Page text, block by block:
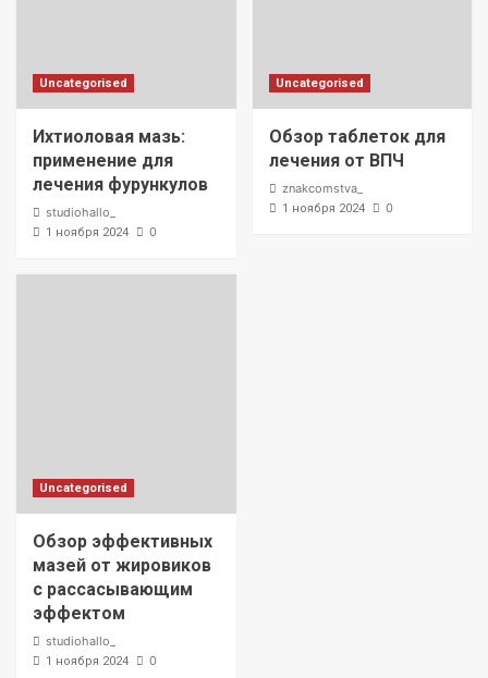
Uncategorised
Ихтиоловая мазь:
применение для
лечения фурункулов
studiohallo_
1 ноября 2024 0
Uncategorised
Обзор таблеток для
лечения от ВПЧ
znakcomstva_
1 ноября 2024 0
Uncategorised
Обзор эффективных
мазей от жировиков
с рассасывающим
эффектом
studiohallo_
1 ноября 2024 0